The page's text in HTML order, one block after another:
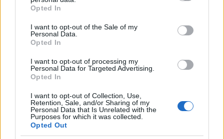
grant or deny consent to Google and its third-party tags to
use your data for below specified purposes in below Google
consent section.
Opted In
I want to opt-out of the Sale of my
Personal Data.
Opted In
I want to opt-out of processing my
Personal Data for Targeted Advertising.
Opted In
I want to opt-out of Collection, Use,
Retention, Sale, and/or Sharing of my
Personal Data that Is Unrelated with the
Purposes for which it was collected.
Opted Out
Το άθλημα της μακροζωίας: Χαρίζει έως και 5
επιπλέον χρόνια ζωής